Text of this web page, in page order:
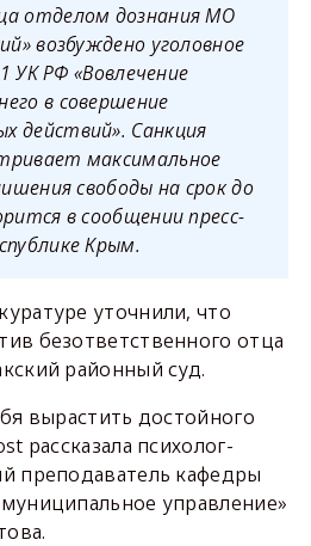
отделом дознания МО
возбуждено уголовное
УК РФ «Вовлечение
в совершение
действий». Санкция
максимальное
свободы на срок до
в сообщении пресс-
Крым.
уточнили, что
безответственного отца
районный суд.
вырастить достойного
рассказала психолог-
преподаватель кафедры
управление»